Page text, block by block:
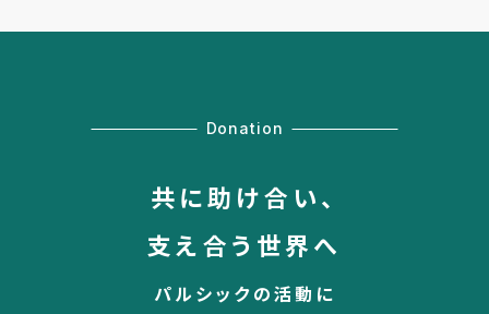
Donation
共に助け合い、
支え合う世界へ
パルシックの活動に